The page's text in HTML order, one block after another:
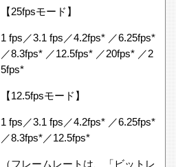
【25fpsモード】
1 fps／3.1 fps／4.2fps* ／6.25fps*
／8.3fps* ／12.5fps* ／20fps* ／2
5fps*
【12.5fpsモード】
1 fps／3.1 fps／4.2fps* ／6.25fps*
／8.3fps*／12.5fps*
（フレームレートは、「ビットレ